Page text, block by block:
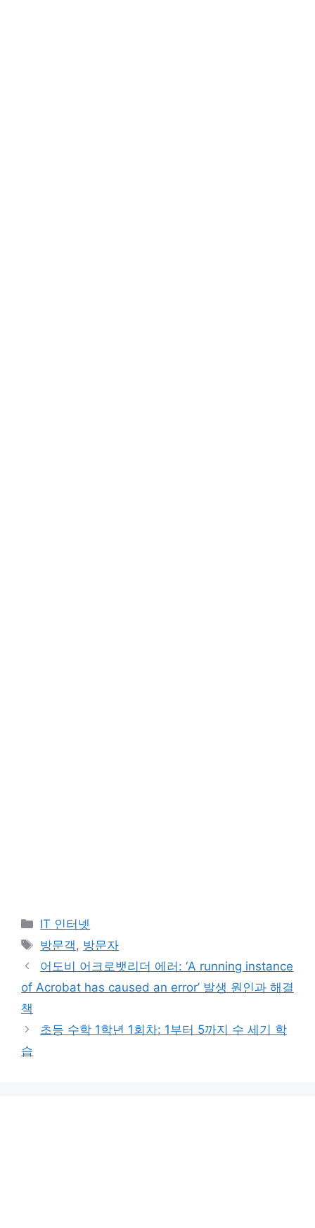
카
테
고
리
IT 인터넷
태
그
방문객 , 방문자
어도비 어크로뱃리더 에러: ‘A running instance
of Acrobat has caused an error’ 발생 원인과 해결
책
초등 수학 1학년 1회차: 1부터 5까지 수 세기 학
습